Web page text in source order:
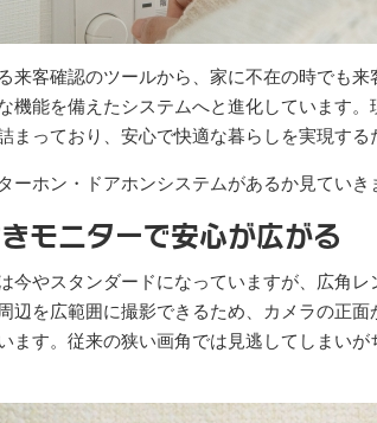
来客確認のツールから、家に不在の時でも
機能を備えたシステムへと進化しています
まっており、安心で快適な暮らしを実現する
ーホン・ドアホンシステムがあるか見ていき
モニターで安心が広がる
今やスタンダードになっていますが、広角
辺を広範囲に撮影できるため、カメラの正
ます。従来の狭い画角では見逃してしまい